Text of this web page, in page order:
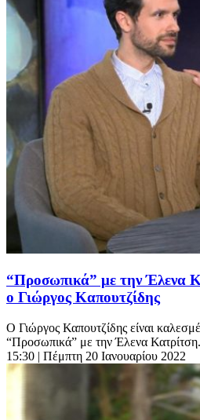
“Προσωπικά” με την Έλενα
ο Γιώργος Καπουτζίδης
Ο Γιώργος Καπουτζίδης είναι
“Προσωπικά” με την Έλενα
15:30 | Πέμπτη 20 Ιανουαρίου 2022